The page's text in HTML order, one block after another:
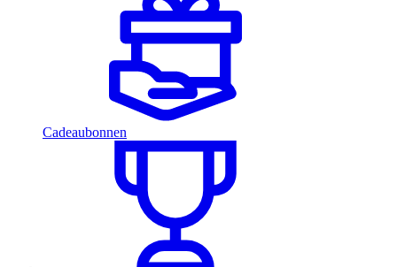
Cadeaubonnen